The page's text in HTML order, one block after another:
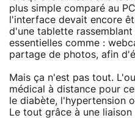
plus simple comparé au
l'interface devait encore
d'une tablette
essentielles comme :
partage de photos, afin
Mais ça n'est pas tout.
médical à distance pour
le diabète, l'hypertension
Le tout grâce à une